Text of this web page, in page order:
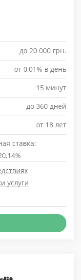
до 20 000 грн.
от 0,01% в день
15 минут
до 360 дней
от 18 лет
ставка:
услуги